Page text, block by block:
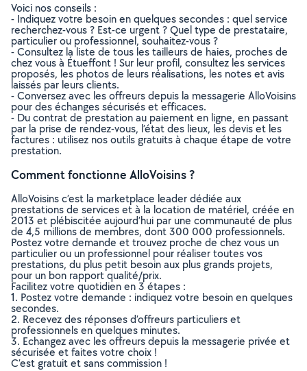
Voici nos conseils :
- Indiquez votre besoin en quelques secondes : quel service
recherchez-vous ? Est-ce urgent ? Quel type de prestataire,
particulier ou professionnel, souhaitez-vous ?
- Consultez la liste de tous les tailleurs de haies, proches de
chez vous à Étueffont ! Sur leur profil, consultez les services
proposés, les photos de leurs réalisations, les notes et avis
laissés par leurs clients.
- Conversez avec les offreurs depuis la messagerie AlloVoisins
pour des échanges sécurisés et efficaces.
- Du contrat de prestation au paiement en ligne, en passant
par la prise de rendez-vous, l’état des lieux, les devis et les
factures : utilisez nos outils gratuits à chaque étape de votre
prestation.
Comment fonctionne AlloVoisins ?
AlloVoisins c’est la marketplace leader dédiée aux
prestations de services et à la location de matériel, créée en
2013 et plébiscitée aujourd’hui par une communauté de plus
de 4,5 millions de membres, dont 300 000 professionnels.
Postez votre demande et trouvez proche de chez vous un
particulier ou un professionnel pour réaliser toutes vos
prestations, du plus petit besoin aux plus grands projets,
pour un bon rapport qualité/prix.
Facilitez votre quotidien en 3 étapes :
1. Postez votre demande : indiquez votre besoin en quelques
secondes.
2. Recevez des réponses d’offreurs particuliers et
professionnels en quelques minutes.
3. Echangez avec les offreurs depuis la messagerie privée et
sécurisée et faites votre choix !
C’est gratuit et sans commission !